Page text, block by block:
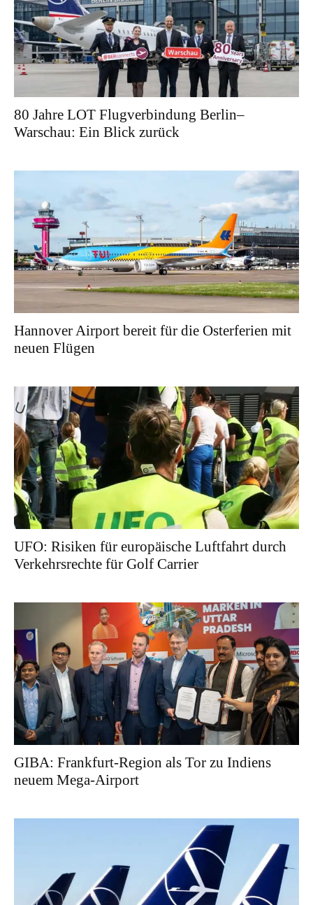
80 Jahre LOT Flugverbindung Berlin–
Warschau: Ein Blick zurück
Hannover Airport bereit für die Osterferien mit
neuen Flügen
UFO: Risiken für europäische Luftfahrt durch
Verkehrsrechte für Golf Carrier
GIBA: Frankfurt-Region als Tor zu Indiens
neuem Mega-Airport